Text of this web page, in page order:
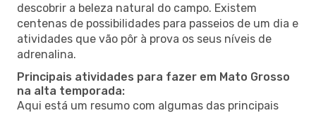
descobrir a beleza natural do campo. Existem
centenas de possibilidades para passeios de um dia e
atividades que vão pôr à prova os seus níveis de
adrenalina.
Principais atividades para fazer em Mato Grosso
na alta temporada:
Aqui está um resumo com algumas das principais